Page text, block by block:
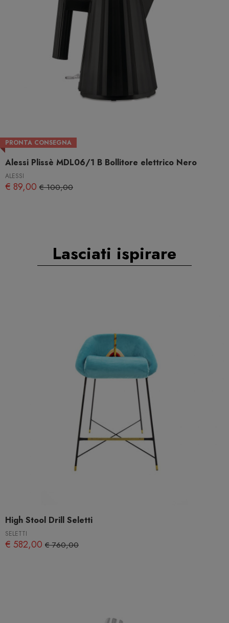
PRONTA CONSEGNA
Alessi Plissè MDL06/1 B Bollitore elettrico Nero
ALESSI
€ 89,00 € 100,00
Lasciati ispirare
High Stool Drill Seletti
SELETTI
€ 582,00 € 760,00